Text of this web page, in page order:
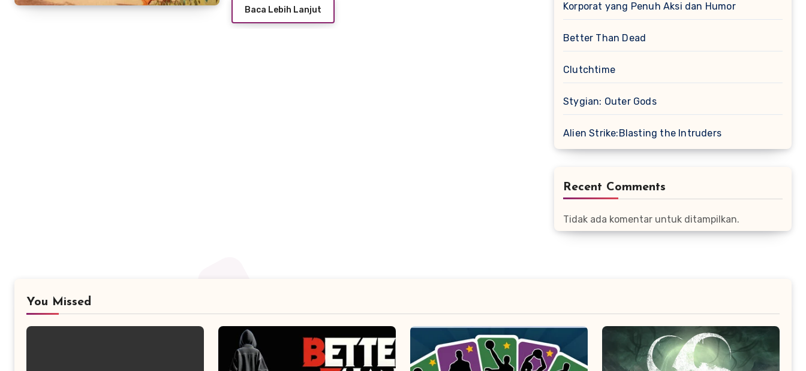
Baca Lebih Lanjut
Korporat yang Penuh Aksi dan Humor
Better Than Dead
Clutchtime
Stygian: Outer Gods
Alien Strike:Blasting the Intruders
Recent Comments
Tidak ada komentar untuk ditampilkan.
You Missed